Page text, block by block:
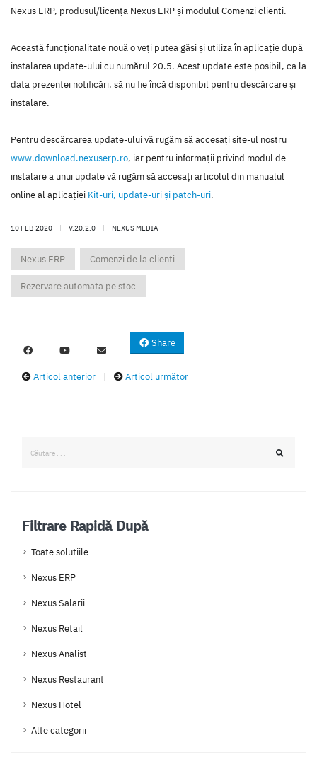
Nexus ERP, produsul/licenţa Nexus ERP şi modulul Comenzi clienti.
Această funcţionalitate nouă o veţi putea găsi şi utiliza în aplicaţie după
instalarea update-ului cu numărul 20.5. Acest update este posibil, ca la
data prezentei notificări, să nu fie încă disponibil pentru descărcare şi
instalare.
Pentru descărcarea update-ului vă rugăm să accesaţi site-ul nostru
www.download.nexuserp.ro, iar pentru informaţii privind modul de
instalare a unui update vă rugăm să accesaţi articolul din manualul
online al aplicaţiei Kit-uri, update-uri şi patch-uri.
10 FEB 2020 | V.20.2.0 | NEXUS MEDIA
Nexus ERP Comenzi de la clienti
Rezervare automata pe stoc
Share
Articol anterior | Articol următor
Filtrare Rapidă După
Toate solutiile
Nexus ERP
Nexus Salarii
Nexus Retail
Nexus Analist
Nexus Restaurant
Nexus Hotel
Alte categorii